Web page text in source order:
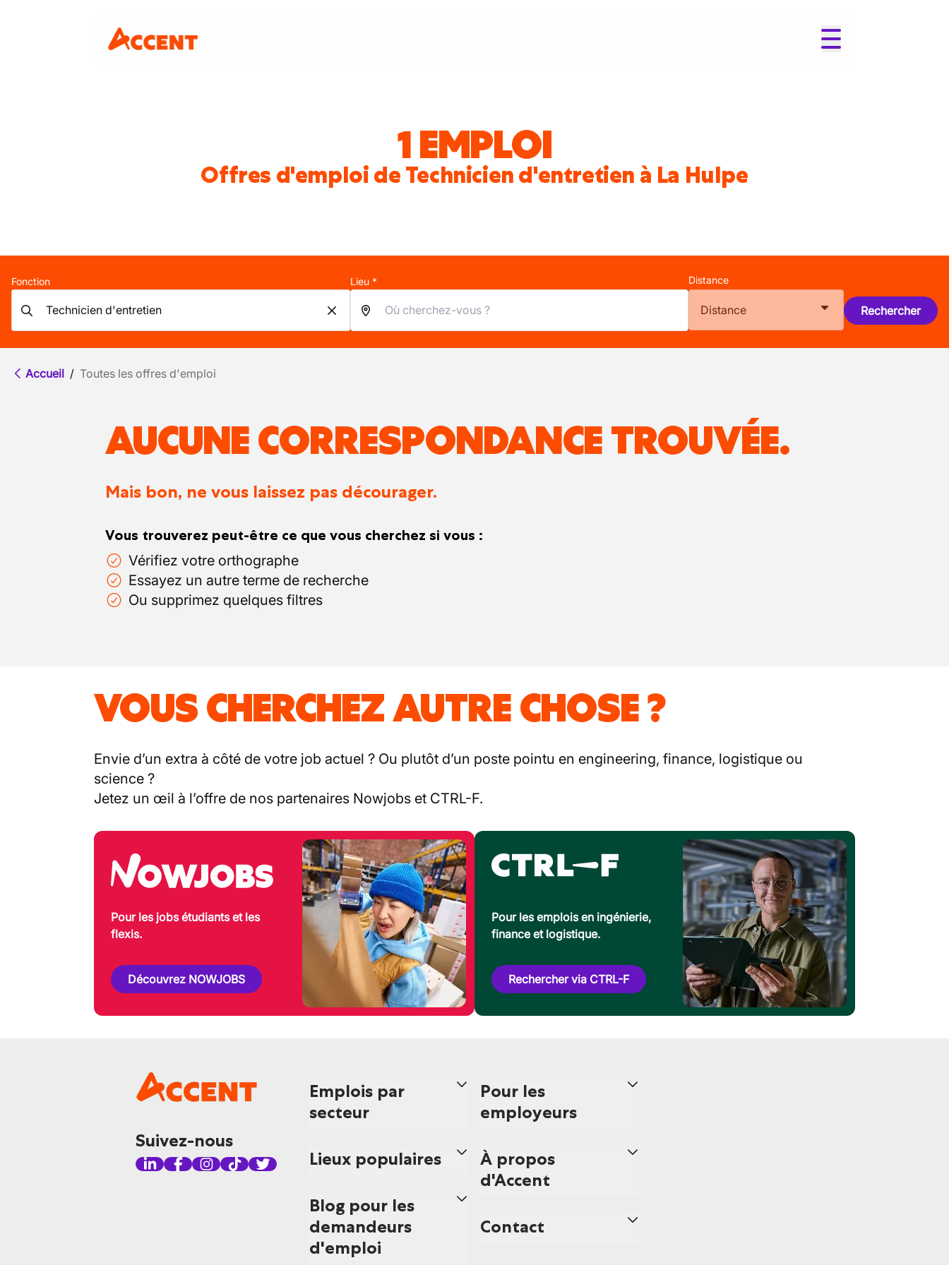
1 EMPLOI
Offres d'emploi de Technicien d'entretien à La Hulpe
Fonction Lieu * Distance
Distance Rechercher
Accueil / Toutes les offres d'emploi
AUCUNE CORRESPONDANCE TROUVÉE.
Mais bon, ne vous laissez pas décourager.
Vous trouverez peut-être ce que vous cherchez si vous :
Vérifiez votre orthographe
Essayez un autre terme de recherche
Ou supprimez quelques filtres
VOUS CHERCHEZ AUTRE CHOSE ?
Envie d’un extra à côté de votre job actuel ? Ou plutôt d’un poste pointu en engineering, finance, logistique ou
science ?
Jetez un œil à l’offre de nos partenaires Nowjobs et CTRL-F.
Pour les jobs étudiants et les
flexis.
Découvrez NOWJOBS
Pour les emplois en ingénierie,
finance et logistique.
Rechercher via CTRL-F
Suivez-nous
Emplois par
secteur
Lieux populaires
Blog pour les
demandeurs
d'emploi
Pour les
employeurs
À propos
d'Accent
Contact